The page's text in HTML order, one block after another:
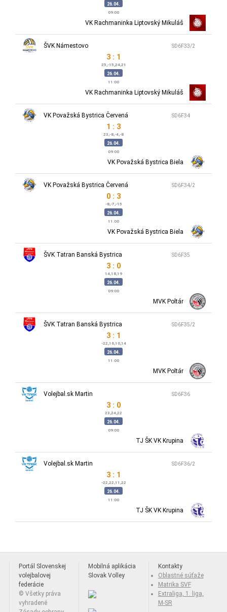
26.04.
09:00
VK Rachmaninka Liptovský Mikuláš
SD6F33/2
ŠVK Námestovo
3 : 1
25,-15,24,21
26.04.
11:00
VK Rachmaninka Liptovský Mikuláš
SD6F34
VK Považská Bystrica Červená
1 : 3
23,-8,-4,-8
26.04.
09:00
VK Považská Bystrica Biela
SD6F34/2
VK Považská Bystrica Červená
0 : 3
-8,-7,-15
26.04.
11:00
VK Považská Bystrica Biela
SD6F35
ŠVK Tatran Banská Bystrica
3 : 0
14,18,19
26.04.
09:00
MVK Poltár
SD6F35/2
ŠVK Tatran Banská Bystrica
3 : 1
-22,16,10,14
26.04.
11:00
MVK Poltár
SD6F36
Volejbal.sk Martin
3 : 0
23,24,22
26.04.
09:00
TJ ŠK VK Krupina
SD6F36/2
Volejbal.sk Martin
3 : 1
-22,22,11,22
26.04.
11:00
TJ ŠK VK Krupina
Portál Slovenskej
volejbalovej
federácie
© Všetky práva
vyhradené
Mobilná aplikácia
Slovak Volley
Kontakty
Oblastné súťaže
Matrika SVF
Extraliga, 1. liga,
M-SR